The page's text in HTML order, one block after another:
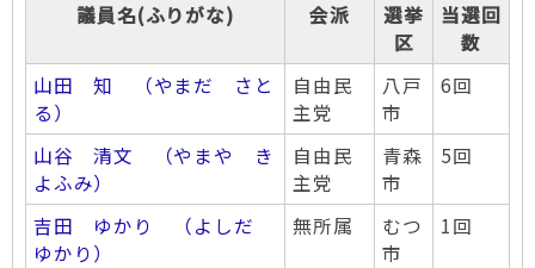
議員名(ふりがな) 会派
選挙
区
当選回
数
山田 知 （やまだ さと
る）
自由民
主党
八戸
市
6回
山谷 清文 （やまや き
よふみ）
自由民
主党
青森
市
5回
吉田 ゆかり （よしだ
ゆかり）
無所属
むつ
市
1回